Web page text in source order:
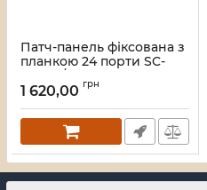
Патч-панель фіксована з
планкою 24 порти SC-
Simpl./LC-Dupl., пуста,
каб.вводи для
Артикул:UA-FOPFP24SCS-B
1 620,00 грн